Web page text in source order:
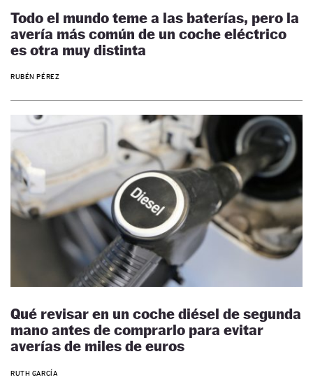
Todo el mundo teme a las baterías, pero la
avería más común de un coche eléctrico
es otra muy distinta
RUBÉN PÉREZ
Qué revisar en un coche diésel de segunda
mano antes de comprarlo para evitar
averías de miles de euros
RUTH GARCÍA